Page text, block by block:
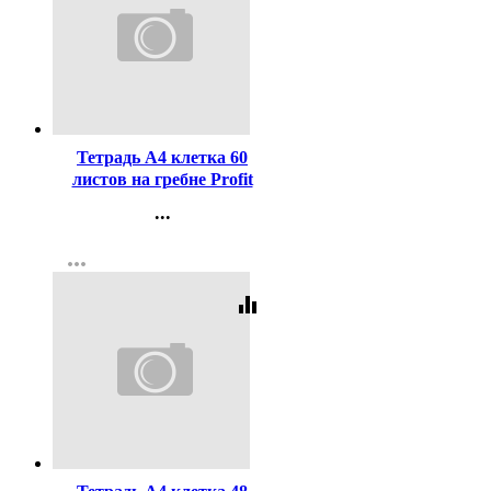
Тетрадь А4 клетка 60
листов на гребне Profit
мелованная обложка
...
Регистрация
more_horiz
equalizer